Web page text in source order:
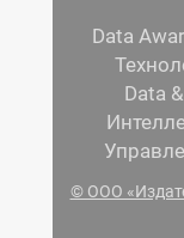
Data
Data
© ООО